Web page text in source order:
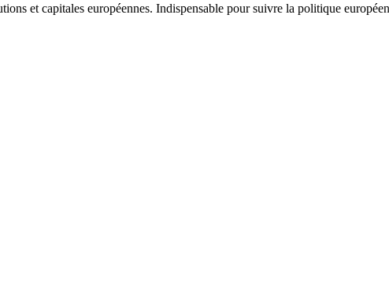
et capitales européennes. Indispensable pour suivre la politique